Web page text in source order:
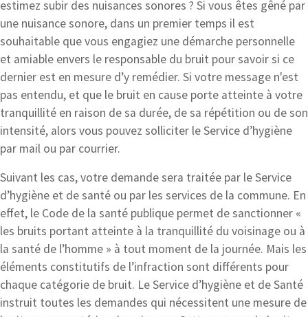
estimez subir des nuisances sonores ? Si vous êtes gêné par
une nuisance sonore, dans un premier temps il est
souhaitable que vous engagiez une démarche personnelle
et amiable envers le responsable du bruit pour savoir si ce
dernier est en mesure d’y remédier. Si votre message n'est
pas entendu, et que le bruit en cause porte atteinte à votre
tranquillité en raison de sa durée, de sa répétition ou de son
intensité, alors vous pouvez solliciter le Service d’hygiène
par mail ou par courrier.
Suivant les cas, votre demande sera traitée par le Service
d’hygiène et de santé ou par les services de la commune. En
effet, le Code de la santé publique permet de sanctionner «
les bruits portant atteinte à la tranquillité du voisinage ou à
la santé de l’homme » à tout moment de la journée. Mais les
éléments constitutifs de l’infraction sont différents pour
chaque catégorie de bruit. Le Service d’hygiène et de Santé
instruit toutes les demandes qui nécessitent une mesure de